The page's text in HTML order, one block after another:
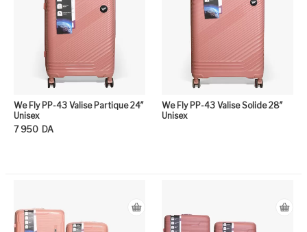
We Fly PP-43 Valise Partique 24″
Unisex
7 950 DA
We Fly PP-43 Valise Solide 28″
Unisex